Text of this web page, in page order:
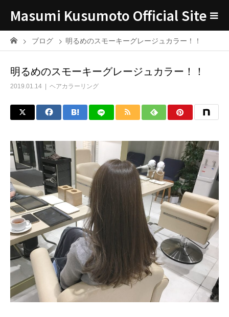
Masumi Kusumoto Official Site
ブログ 明るめのスモーキーグレージュカラー！！
明るめのスモーキーグレージュカラー！！
2019.01.14 ヘアカラーリング